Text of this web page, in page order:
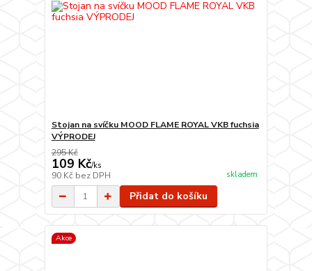
Stojan na svíčku MOOD FLAME ROYAL VKB fuchsia
VÝPRODEJ
295 Kč
109 Kč/ks
90 Kč bez DPH skladem
Přidat do košíku
Akce